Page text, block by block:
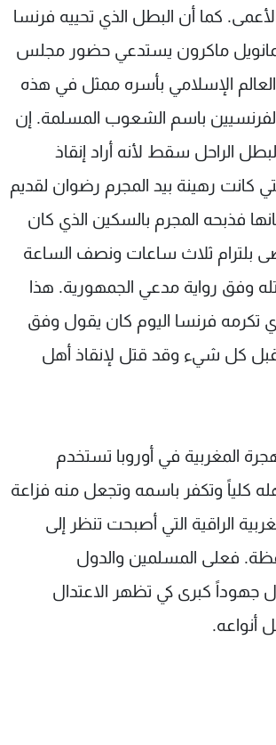
كما أن البطل الذي تحييه فرنسا
ماكرون يستدعي حضور مجلس
الإسلامي بأسره ممثل في هذه
الفرنسيين باسم الشعوب المسلمة. إن
الراحل سقط لأنه أراد إنقاذ
كانت رهينة بيد المجرم رضوان لقديم
فذبحه المجرم بالسكين الذي كان
بلترام ثلاث ساعات ونصف الساعة
وفق رواية مدعي الجمهورية. هذا
تكرمه فرنسا اليوم كان يقول وفق
قبل كل شيء وقد قتل لإنقاذ أهل
المغربية في أوروبا تستخدم
كلياً وتكفر باسمه وتجعل منه فزاعة
الراقية التي أصبحت تنظر إلى
فعلى المسلمين والدول
جهوداً كبرى كي تظهر الاعتدال
أنواعه.